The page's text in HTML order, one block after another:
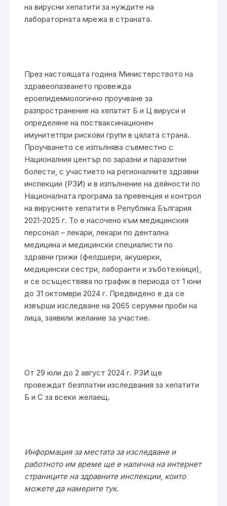
на вирусни хепатити за нуждите на
лабораторната мрежа в страната.
През настоящата година Министерството на
здравеопазването провежда
ероепидемиологично проучване за
разпространение на хепатит Б и Ц вируси и
определяне на постваксинационен
имунитетпри рискови групи в цялата страна.
Проучването се изпълнява съвместно с
Националния център по заразни и паразитни
болести, с участието на регионалните здравни
инспекции (РЗИ) и в изпълнение на дейности по
Националната програма за превенция и контрол
на вирусните хепатити в Република България
2021-2025 г. То е насочено към медицинския
персонал – лекари, лекари по дентална
медицина и медицински специалисти по
здравни грижи (фелдшери, акушерки,
медицински сестри, лаборанти и зъботехници),
и се осъществява по график в периода от 1 юни
до 31 октомври 2024 г. Предвидено е да се
извърши изследване на 2065 серумни проби на
лица, заявили желание за участие.
От 29 юли до 2 август 2024 г. РЗИ ще
провеждат безплатни изследвания за хепатити
Б и С за всеки желаещ.
Информация за местата за изследване и
работното им време ще е налична на интернет
страниците на здравните инспекции, които
можете да намерите тук.